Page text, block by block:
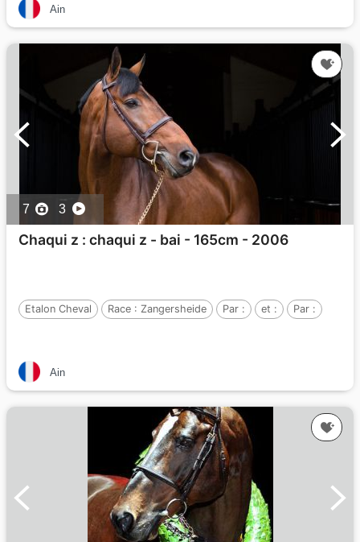
Ain
7 3
Chaqui z : chaqui z - bai - 165cm - 2006
Etalon Cheval Race : Zangersheide Par : et : Par :
Ain